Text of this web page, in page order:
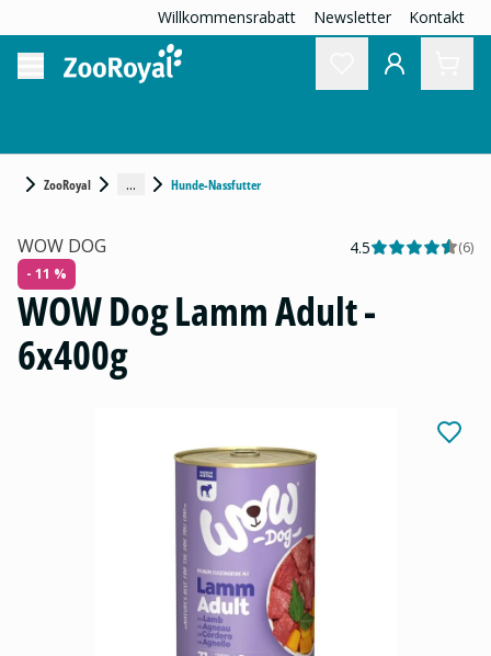
Willkommensrabatt Newsletter Kontakt
ZooRoyal ... Hunde-Nassfutter
WOW DOG 4.5 (6)
- 11 %
WOW Dog Lamm Adult -
6x400g